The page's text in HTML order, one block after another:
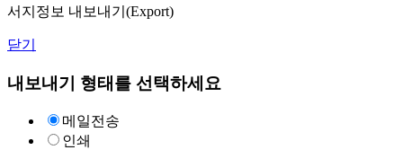
서지정보 내보내기(Export)
닫기
내보내기 형태를 선택하세요
메일전송
인쇄